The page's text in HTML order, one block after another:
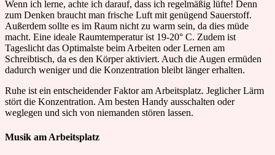
Wenn ich lerne, achte ich darauf, dass ich regelmäßig lüfte! Denn
zum Denken braucht man frische Luft mit genügend Sauerstoff.
Außerdem sollte es im Raum nicht zu warm sein, da dies müde
macht. Eine ideale Raumtemperatur ist 19-20° C. Zudem ist
Tageslicht das Optimalste beim Arbeiten oder Lernen am
Schreibtisch, da es den Körper aktiviert. Auch die Augen ermüden
dadurch weniger und die Konzentration bleibt länger erhalten.
Ruhe ist ein entscheidender Faktor am Arbeitsplatz. Jeglicher Lärm
stört die Konzentration. Am besten Handy ausschalten oder
weglegen und sich von niemanden stören lassen.
Musik am Arbeitsplatz